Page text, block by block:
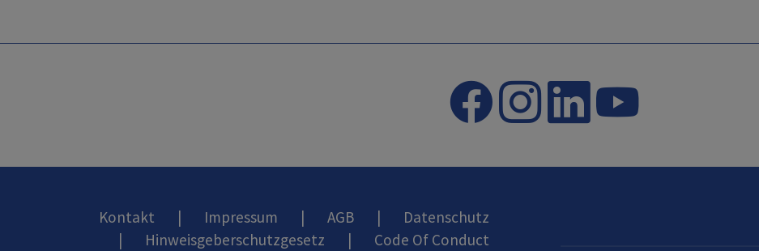
Kontakt | Impressum | AGB |
Datenschutz
|
Hinweisgeberschutzgesetz | Code Of Conduct